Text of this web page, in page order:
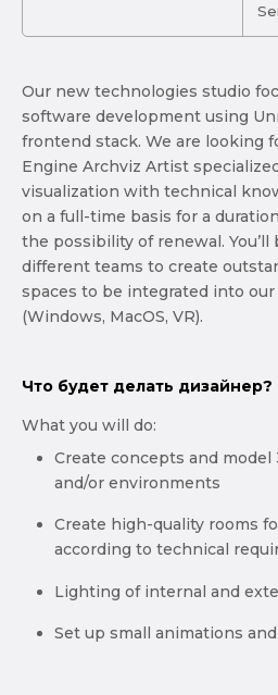
Our new technologies studio
software development using
frontend stack. We are looking
Engine Archviz Artist
visualization with technical
on a full-time basis for a
the possibility of renewal.
different teams to create
spaces to be integrated into
(Windows, MacOS, VR).
Что будет делать дизайнер?
What you will do:
Create concepts and
and/or environments
Create high-quality rooms
according to technical
Lighting of internal and
Set up small animations